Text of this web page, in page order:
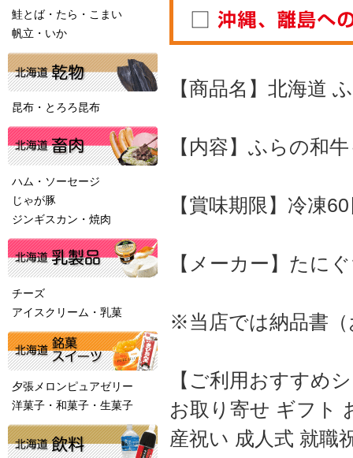
【商品名】北海道
【内容】ふらの和
【賞味期限】冷凍
【メーカー】たに
※当店では納品書（
【ご利用おすすめ
お取り寄せ ギフト
産祝い 成人式 就職
鮭とば・たら・こまい
帆立・いか
昆布・とろろ昆布
ハム・ソーセージ
じゃが豚
ジンギスカン・焼肉
チーズ
アイスクリーム・乳菓
夕張メロンピュアゼリー
洋菓子・和菓子・生菓子